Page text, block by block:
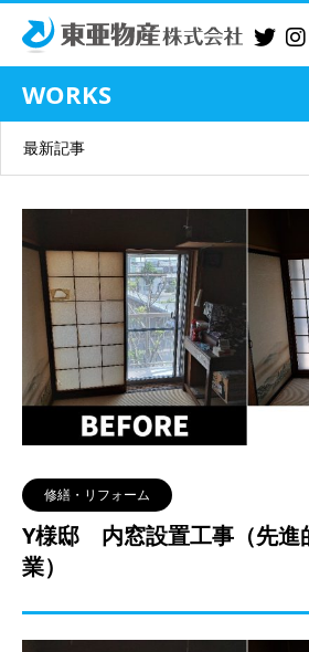
WORKS
最新記事
修繕・リフォーム
Y様邸 内窓設置工事（先進
業）